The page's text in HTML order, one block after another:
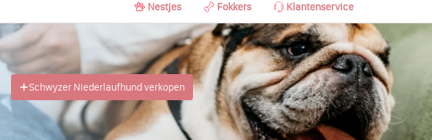
Nestjes Fokkers Klantenservice
Schwyzer Niederlaufhund verkopen